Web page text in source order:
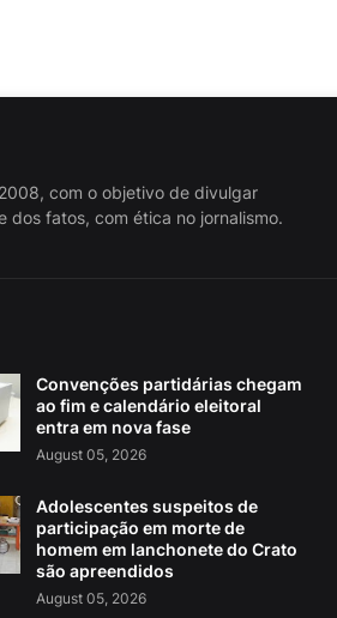
com o objetivo de divulgar
dos fatos, com ética no jornalismo.
Convenções partidárias chegam
ao fim e calendário eleitoral
entra em nova fase
August 05, 2026
Adolescentes suspeitos de
participação em morte de
homem em lanchonete do Crato
são apreendidos
August 05, 2026